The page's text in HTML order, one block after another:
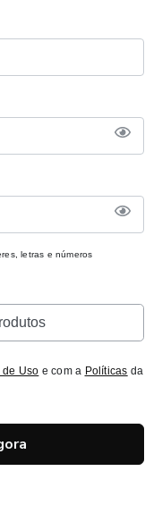
letras e números
de Uso e com a Políticas da